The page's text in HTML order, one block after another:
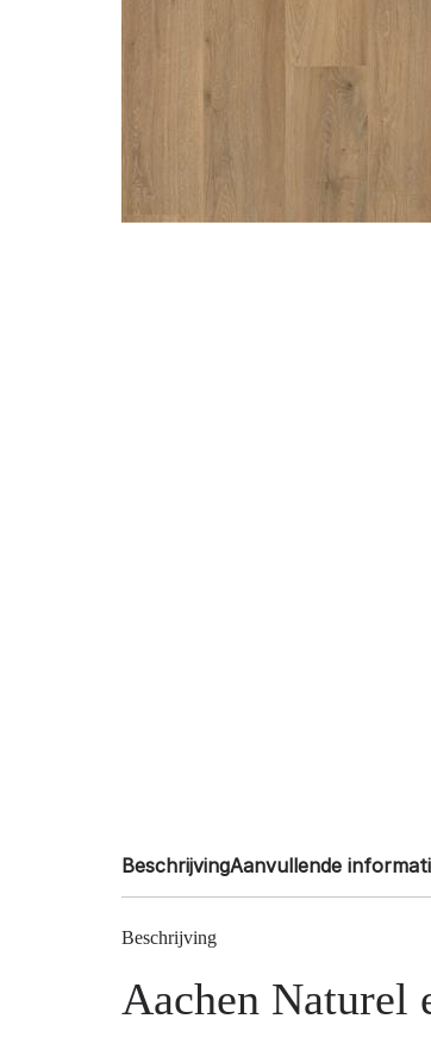
BeschrijvingAanvullende
Beschrijving
Aachen Naturel